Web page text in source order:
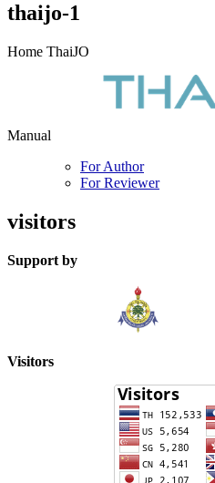
thaijo-1
Home ThaiJO
Manual
For Author
For Reviewer
visitors
Support by
Visitors